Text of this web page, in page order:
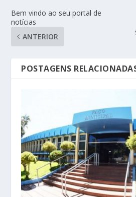
Bem vindo ao seu portal de
notícias
ANTERIOR
POSTAGENS